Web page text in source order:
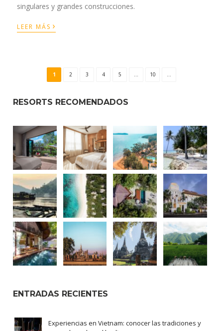
singulares y grandes construcciones.
LEER MÁS ›
1 2 3 4 5 ... 10 ...
RESORTS RECOMENDADOS
ENTRADAS RECIENTES
Experiencias en Vietnam: conocer las tradiciones y